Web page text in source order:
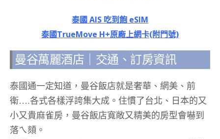
泰國 AIS 吃到飽 eSIM
泰國TrueMove H+原廠上網卡(附門號)
曼谷萬麗酒店｜交通、訂房資訊
泰國通一定知道，曼谷飯店就是奢華、網美、前
衛….各式各樣浮誇集大成。住慣了台北、日本的又
小又貴麻雀房，曼谷飯店寬敞又精美的房型會嚇到
落ㄟ頦。